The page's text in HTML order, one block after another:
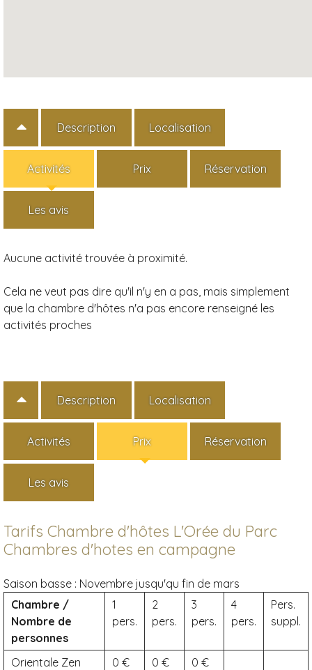
Description Localisation
Activités Prix Réservation
Les avis
Aucune activité trouvée à proximité.
Cela ne veut pas dire qu'il n'y en a pas, mais simplement
que la chambre d'hôtes n'a pas encore renseigné les
activités proches
Description Localisation
Activités Prix Réservation
Les avis
Tarifs Chambre d'hôtes L'Orée du Parc
Chambres d'hotes en campagne
Saison basse : Novembre jusqu'qu fin de mars
Chambre /
Nombre de
personnes
1
pers.
2
pers.
3
pers.
4
pers.
Pers.
suppl.
Orientale Zen 0 0
0